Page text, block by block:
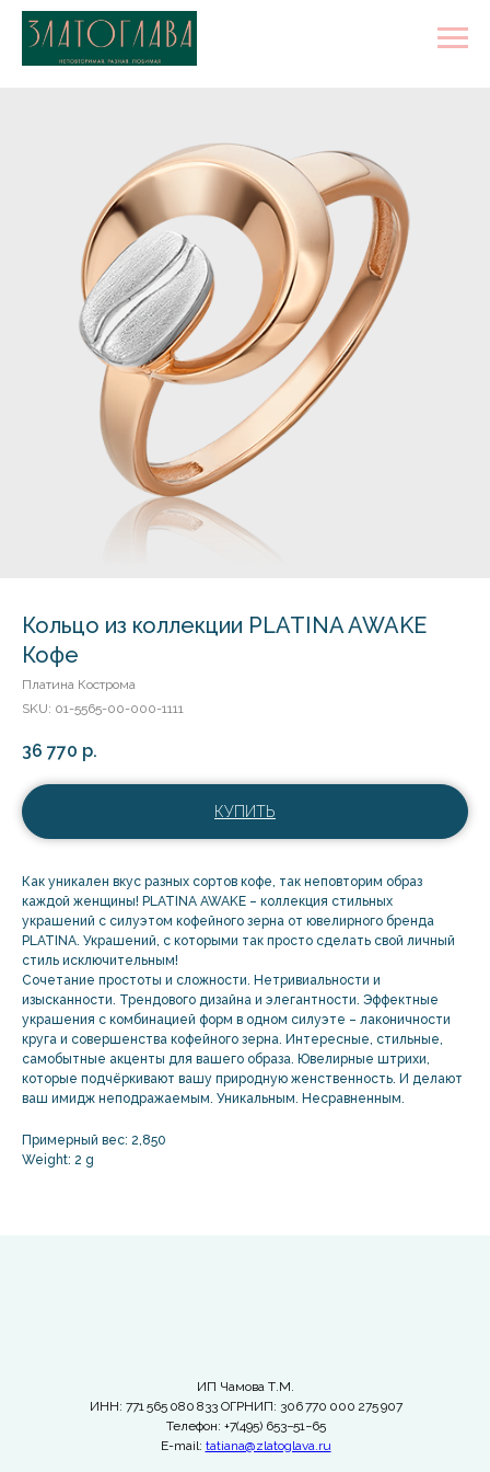
Кольцо из коллекции PLATINA AWAKE
Кофе
Платина Кострома
SKU: 01-5565-00-000-1111
36 770 р.
КУПИТЬ
Как уникален вкус разных сортов кофе, так неповторим образ
каждой женщины! PLATINA AWAKE – коллекция стильных
украшений с силуэтом кофейного зерна от ювелирного бренда
PLATINA. Украшений, с которыми так просто сделать свой личный
стиль исключительным!
Сочетание простоты и сложности. Нетривиальности и
изысканности. Трендового дизайна и элегантности. Эффектные
украшения с комбинацией форм в одном силуэте – лаконичности
круга и совершенства кофейного зерна. Интересные, стильные,
самобытные акценты для вашего образа. Ювелирные штрихи,
которые подчёркивают вашу природную женственность. И делают
ваш имидж неподражаемым. Уникальным. Несравненным.
Примерный вес: 2,850
Weight: 2 g
ИП Чамова Т.М.
ИНН: 771 565 080 833 ОГРНИП: 306 770 000 275 907
Телефон: +7(495) 653−51−65
E-mail: tatiana@zlatoglava.ru